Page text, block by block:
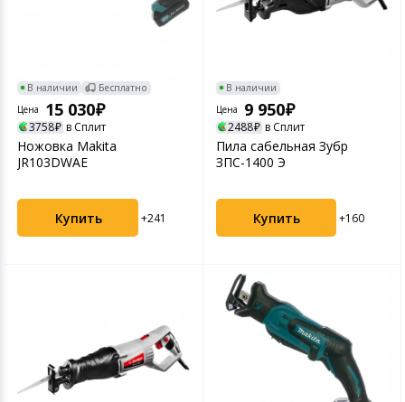
В наличии
Бесплатно
Цена
15 030
3758 в Сплит
Ножовка Makita
JR103DWAE
Купить +241
В наличии
Цена
9 950
2488 в Сплит
Пила сабельная Зубр
ЗПС-1400 Э
Купить +160